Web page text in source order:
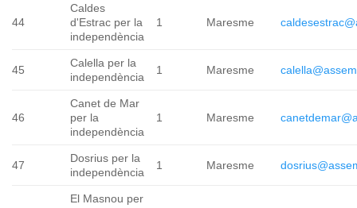
44
Caldes
d'Estrac per la
independència
1 Maresme
45
Calella per la
independència
1 Maresme
46
Canet de Mar
per la
independència
1 Maresme
47
Dosrius per la
independència
1 Maresme
El Masnou per